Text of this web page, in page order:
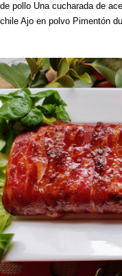
de pollo Una cucharada de
chile Ajo en polvo Pimentón